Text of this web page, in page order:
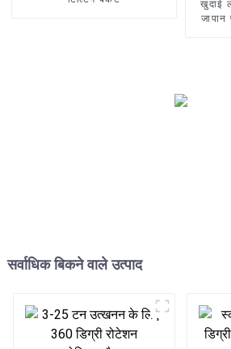
खुदाई
जापान
सर्वाधिक बिकने वाले उत्पाद